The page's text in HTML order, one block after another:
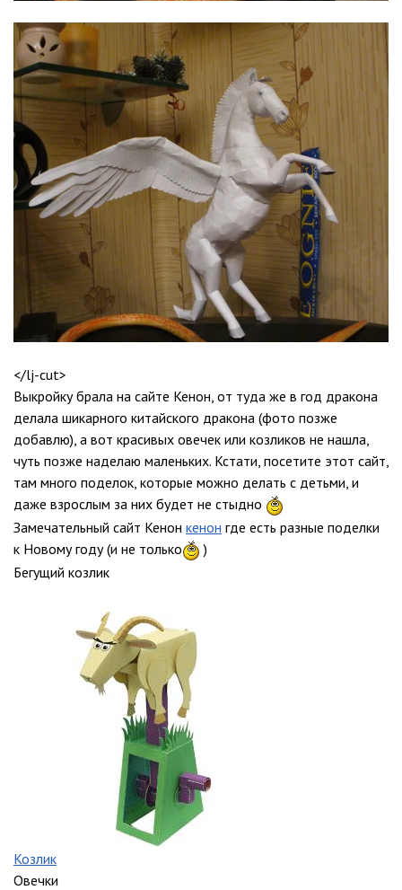
</lj-cut>
Выкройку брала на сайте Кенон, от туда же в год дракона
делала шикарного китайского дракона (фото позже
добавлю), а вот красивых овечек или козликов не нашла,
чуть позже наделаю маленьких. Кстати, посетите этот сайт,
там много поделок, которые можно делать с детьми, и
даже взрослым за них будет не стыдно
Замечательный сайт Кенон кенон где есть разные поделки
к Новому году (и не только
)
Бегущий козлик
Козлик
Овечки